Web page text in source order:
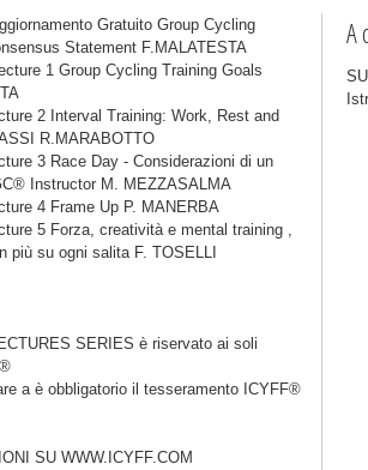
Gratuito Group Cycling
Statement F.MALATESTA
1 Group Cycling Training Goals
2 Interval Training: Work, Rest and
R.MARABOTTO
3 Race Day - Considerazioni di un
Instructor M. MEZZASALMA
4 Frame Up P. MANERBA
5 Forza, creatività e mental training ,
più su ogni salita F. TOSELLI
SERIES è riservato ai soli
a è obbligatorio il tesseramento ICYFF®
SU WWW.ICYFF.COM
A